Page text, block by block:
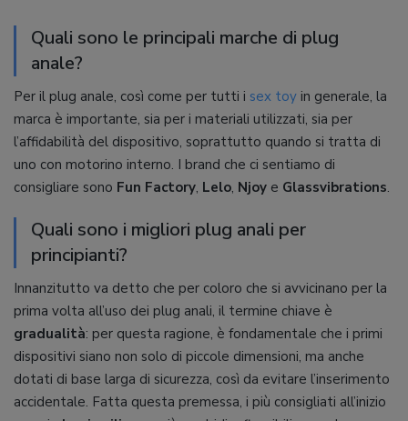
Quali sono le principali marche di plug
anale?
Per il plug anale, così come per tutti i sex toy in generale, la
marca è importante, sia per i materiali utilizzati, sia per
l’affidabilità del dispositivo, soprattutto quando si tratta di
uno con motorino interno. I brand che ci sentiamo di
consigliare sono Fun Factory, Lelo, Njoy e Glassvibrations.
Quali sono i migliori plug anali per
principianti?
Innanzitutto va detto che per coloro che si avvicinano per la
prima volta all’uso dei plug anali, il termine chiave è
gradualità: per questa ragione, è fondamentale che i primi
dispositivi siano non solo di piccole dimensioni, ma anche
dotati di base larga di sicurezza, così da evitare l’inserimento
accidentale. Fatta questa premessa, i più consigliati all’inizio